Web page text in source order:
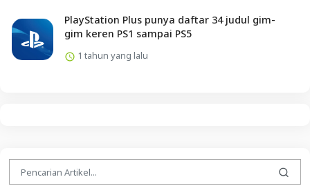
PlayStation Plus punya daftar 34 judul gim-
gim keren PS1 sampai PS5
1 tahun yang lalu